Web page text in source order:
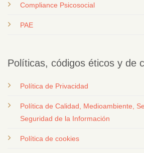
Compliance Psicosocial
PAE
Políticas, códigos éticos y de
Política de Privacidad
Política de Calidad, Medioambiente,
Seguridad de la Información
Política de cookies